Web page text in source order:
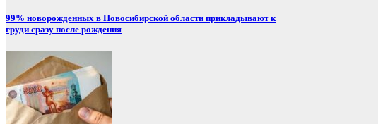
99% новорожденных в Новосибирской области прикладывают к
груди сразу после рождения